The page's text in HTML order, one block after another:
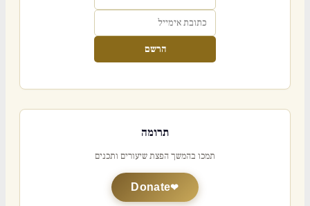
הרשם
תרומה
תמכו בהמשך הפצת שיעורים ותכנים
Donate